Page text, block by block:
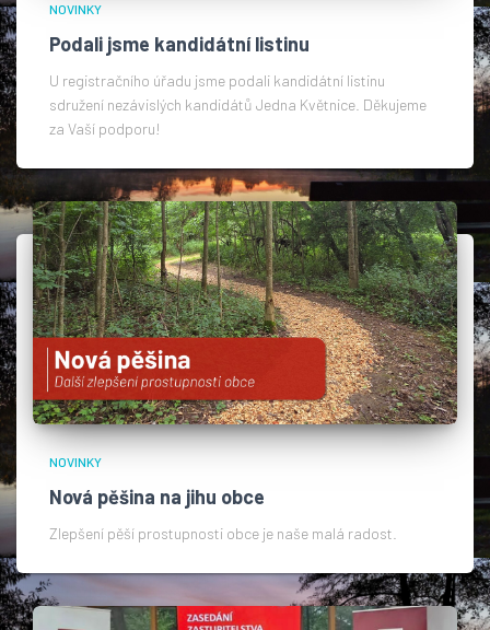
NOVINKY
Podali jsme kandidátní listinu
U registračního úřadu jsme podali kandidátní listinu
sdružení nezávislých kandidátů Jedna Květnice. Děkujeme
za Vaší podporu!
NOVINKY
Nová pěšina na jihu obce
Zlepšení pěší prostupnosti obce je naše malá radost.​